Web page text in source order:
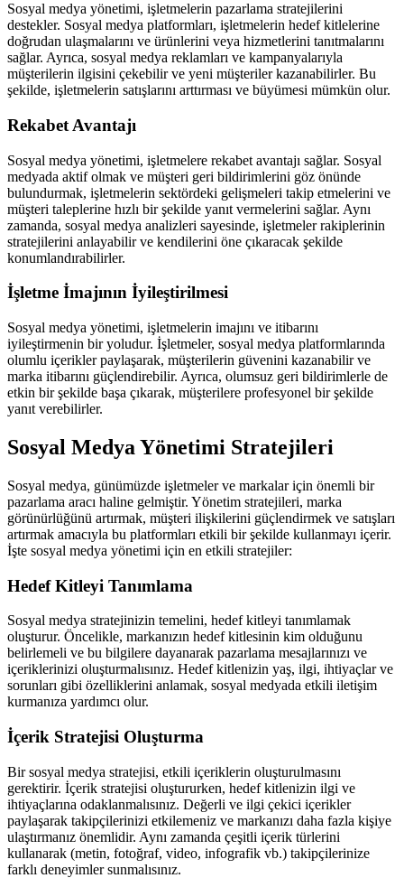
Sosyal medya yönetimi, işletmelerin pazarlama stratejilerini
destekler. Sosyal medya platformları, işletmelerin hedef kitlelerine
doğrudan ulaşmalarını ve ürünlerini veya hizmetlerini tanıtmalarını
sağlar. Ayrıca, sosyal medya reklamları ve kampanyalarıyla
müşterilerin ilgisini çekebilir ve yeni müşteriler kazanabilirler. Bu
şekilde, işletmelerin satışlarını arttırması ve büyümesi mümkün olur.
Rekabet Avantajı
Sosyal medya yönetimi, işletmelere rekabet avantajı sağlar. Sosyal
medyada aktif olmak ve müşteri geri bildirimlerini göz önünde
bulundurmak, işletmelerin sektördeki gelişmeleri takip etmelerini ve
müşteri taleplerine hızlı bir şekilde yanıt vermelerini sağlar. Aynı
zamanda, sosyal medya analizleri sayesinde, işletmeler rakiplerinin
stratejilerini anlayabilir ve kendilerini öne çıkaracak şekilde
konumlandırabilirler.
İşletme İmajının İyileştirilmesi
Sosyal medya yönetimi, işletmelerin imajını ve itibarını
iyileştirmenin bir yoludur. İşletmeler, sosyal medya platformlarında
olumlu içerikler paylaşarak, müşterilerin güvenini kazanabilir ve
marka itibarını güçlendirebilir. Ayrıca, olumsuz geri bildirimlerle de
etkin bir şekilde başa çıkarak, müşterilere profesyonel bir şekilde
yanıt verebilirler.
Sosyal Medya Yönetimi Stratejileri
Sosyal medya, günümüzde işletmeler ve markalar için önemli bir
pazarlama aracı haline gelmiştir. Yönetim stratejileri, marka
görünürlüğünü artırmak, müşteri ilişkilerini güçlendirmek ve satışları
artırmak amacıyla bu platformları etkili bir şekilde kullanmayı içerir.
İşte sosyal medya yönetimi için en etkili stratejiler:
Hedef Kitleyi Tanımlama
Sosyal medya stratejinizin temelini, hedef kitleyi tanımlamak
oluşturur. Öncelikle, markanızın hedef kitlesinin kim olduğunu
belirlemeli ve bu bilgilere dayanarak pazarlama mesajlarınızı ve
içeriklerinizi oluşturmalısınız. Hedef kitlenizin yaş, ilgi, ihtiyaçlar ve
sorunları gibi özelliklerini anlamak, sosyal medyada etkili iletişim
kurmanıza yardımcı olur.
İçerik Stratejisi Oluşturma
Bir sosyal medya stratejisi, etkili içeriklerin oluşturulmasını
gerektirir. İçerik stratejisi oluştururken, hedef kitlenizin ilgi ve
ihtiyaçlarına odaklanmalısınız. Değerli ve ilgi çekici içerikler
paylaşarak takipçilerinizi etkilemeniz ve markanızı daha fazla kişiye
ulaştırmanız önemlidir. Aynı zamanda çeşitli içerik türlerini
kullanarak (metin, fotoğraf, video, infografik vb.) takipçilerinize
farklı deneyimler sunmalısınız.